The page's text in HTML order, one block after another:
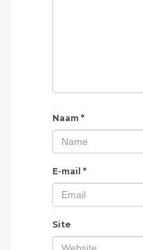
Naam *
E-mail *
Site